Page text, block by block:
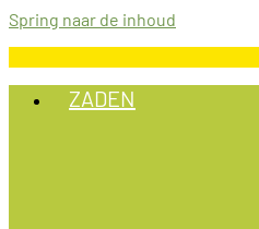
Spring naar de inhoud
ZADEN